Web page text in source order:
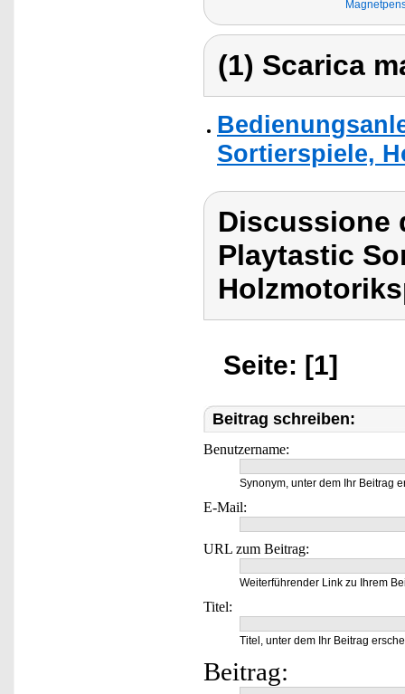
(1) Scarica
Sortierspiele,
Discussione
Playtastic
Seite: [1]
Beitrag schreiben:
Benutzername:
Synonym, unter dem Ihr Beitrag
E-Mail:
URL zum Beitrag:
Weiterführender Link zu Ihrem
Titel:
Titel, unter dem Ihr Beitrag
Beitrag: